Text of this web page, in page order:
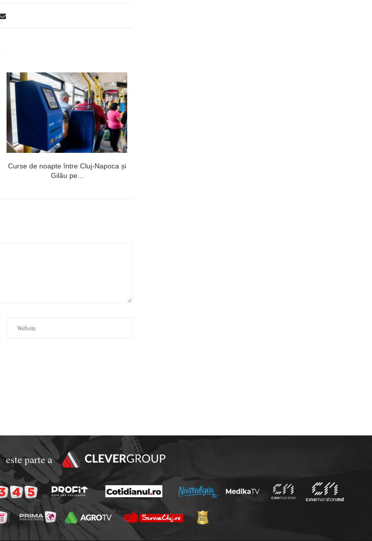
Curse de noapte între Cluj-Napoca și
Gilău pe...
este parte a